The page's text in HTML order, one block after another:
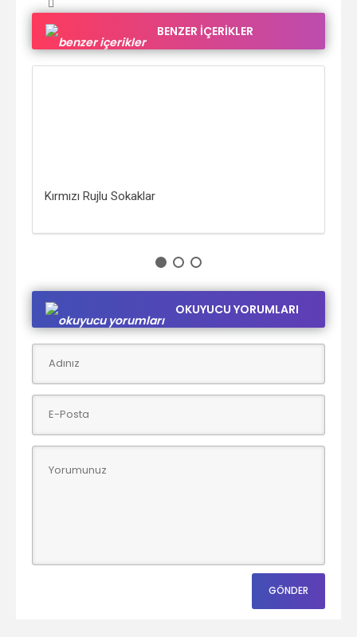
BENZER İÇERİKLER
Kırmızı Rujlu Sokaklar
OKUYUCU YORUMLARI